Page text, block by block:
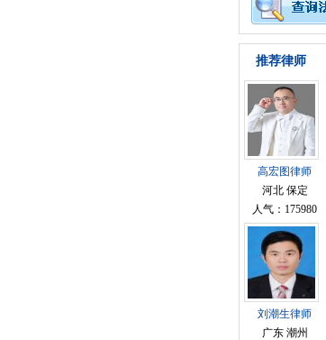
推荐律师
高宏图律师
河北 保定
人气：175980
刘潮生律师
广东 潮州